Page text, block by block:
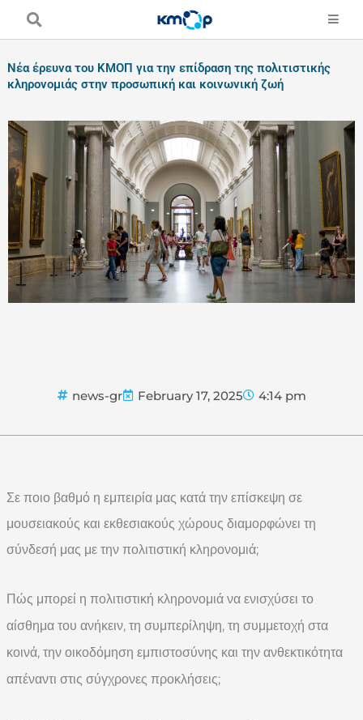
Νέα έρευνα του ΚΜΟΠ για την επίδραση της πολιτιστικής
κληρονομιάς στην προσωπική και κοινωνική ζωή
news-gr February 17, 2025 4:14 pm
Σε ποιο βαθμό η εμπειρία μας κατά την επίσκεψη σε
μουσειακούς και εκθεσιακούς χώρους διαμορφώνει τη
σύνδεσή μας με την πολιτιστική κληρονομιά;
Πώς μπορεί η πολιτιστική κληρονομιά να ενισχύσει το
αίσθημα του ανήκειν, τη συμπερίληψη, τη συμμετοχή στα
κοινά, την οικοδόμηση εμπιστοσύνης και την ανθεκτικότητα
απέναντι στις σύγχρονες προκλήσεις;